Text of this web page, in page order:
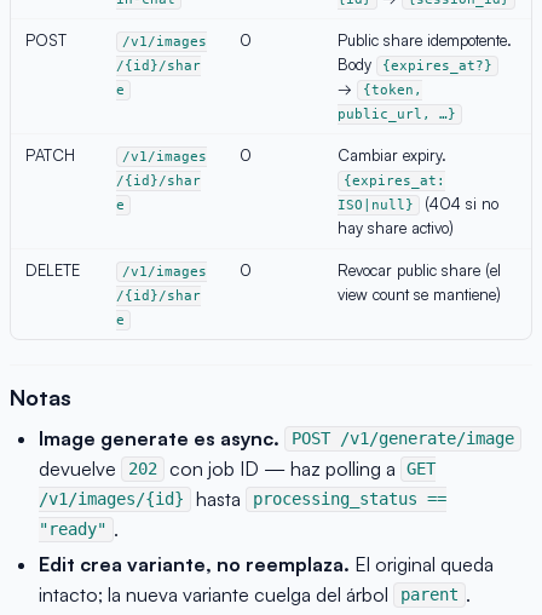
POST
/v1/images
/{id}/shar
e
0
Public share idempotente.
Body
{expires_at?}
→
{token,
public_url, …}
PATCH
/v1/images
/{id}/shar
e
0 Cambiar expiry.
{expires_at:
ISO|null}
(404 si no
hay share activo)
DELETE
/v1/images
/{id}/shar
e
0
Revocar public share (el
view count se mantiene)
Notas
Image generate es async. POST /v1/generate/image
devuelve 202 con job ID — haz polling a
GET
/v1/images/{id}
hasta
processing_status ==
"ready" .
Edit crea variante, no reemplaza. El original queda
intacto; la nueva variante cuelga del árbol
parent .